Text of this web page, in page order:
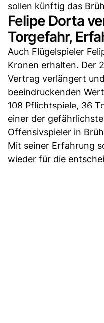
sollen künftig das
Felipe Dorta
Torgefahr,
Auch Flügelspieler
Kronen erhalten. Der
Vertrag verlängert
beeindruckenden
108 Pflichtspiele, 36
einer der
Offensivspieler in
Mit seiner Erfahrung
wieder für die